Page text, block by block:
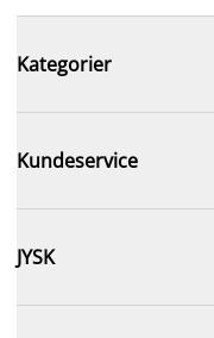
Kategorier
Kundeservice
JYSK